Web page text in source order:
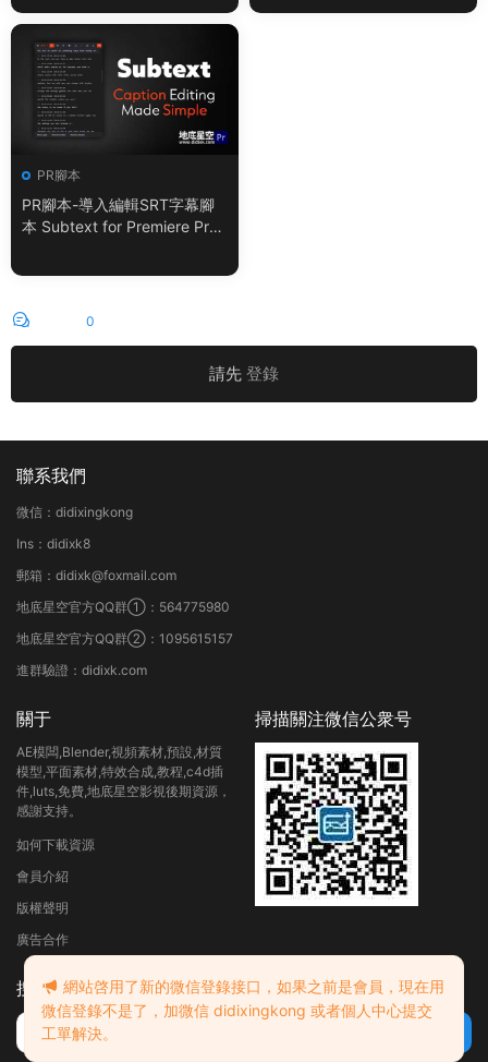
PR腳本
PR腳本-導入編輯SRT字幕腳
本 Subtext for Premiere Pro
0
請先 登錄
聯系我們
微信：didixingkong
Ins：didixk8
郵箱：didixk@foxmail.com
地底星空官方QQ群①：564775980
地底星空官方QQ群②：1095615157
進群驗證：didixk.com
關于
AE模闆,Blender,視頻素材,預設,材質
模型,平面素材,特效合成,教程,c4d插
件,luts,免費,地底星空影視後期資源，
感謝支持。
如何下載資源
會員介紹
版權聲明
廣告合作
掃描關注微信公衆号
搜索
網站啓用了新的微信登錄接口，如果之前是會員，現在用
微信登錄不是了，加微信 didixingkong 或者個人中心提交
工單解決。